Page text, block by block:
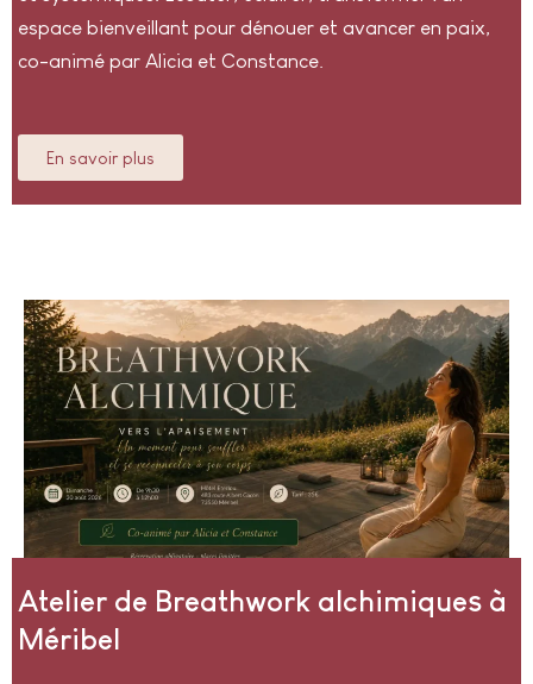
espace bienveillant pour dénouer et avancer en paix,
co-animé par Alicia et Constance.
En savoir plus
Atelier de Breathwork alchimiques à
Méribel